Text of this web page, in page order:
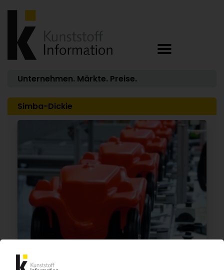
Unternehmen. Märkte. Preise.
Simba-Dickie
SIMBA DICKIE